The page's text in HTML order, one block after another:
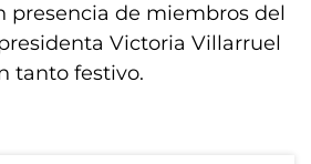
presencia de miembros del
Victoria Villarruel
tanto festivo.